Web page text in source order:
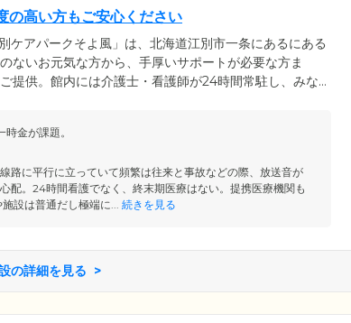
の高い方もご安心ください
ケアパークそよ風」は、北海道江別市一条にあるにある
ないお元気な方から、手厚いサポートが必要な方ま
提供。館内には介護士・看護師が24時間常駐し、みな
護サービスを、いつでも安心して受けることができま
金が課題。
路に平行に立っていて頻繁は往来と事故などの際、放送音が
配。24時間看護でなく、終末期医療はない。提携医療機関も
設は普通だし極端に...
続きを見る
の詳細を見る